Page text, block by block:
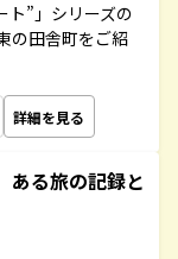
ト”」シリーズの
の田舎町をご紹
詳細を見る
る旅の記録と